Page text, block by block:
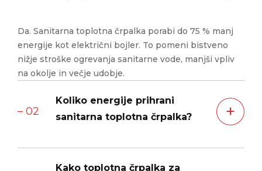
Da. Sanitarna toplotna črpalka porabi do 75 % manj
energije kot električni bojler. To pomeni bistveno
nižje stroške ogrevanja sanitarne vode, manjši vpliv
na okolje in večje udobje.
– 02
Koliko energije prihrani
sanitarna toplotna črpalka?
+
Kako toplotna črpalka za